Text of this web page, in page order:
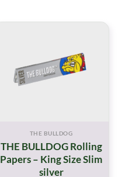
THE BULLDOG
THE BULLDOG Rolling
Papers – King Size Slim
silver